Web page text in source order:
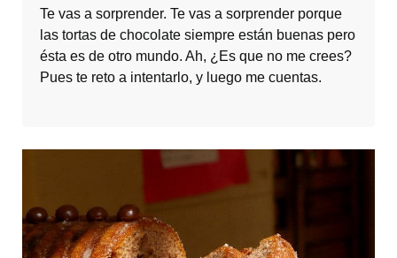
Te vas a sorprender. Te vas a sorprender porque
las tortas de chocolate siempre están buenas pero
ésta es de otro mundo. Ah, ¿Es que no me crees?
Pues te reto a intentarlo, y luego me cuentas.